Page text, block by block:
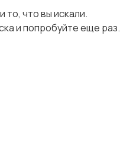
то, что вы искали.
и попробуйте еще раз.